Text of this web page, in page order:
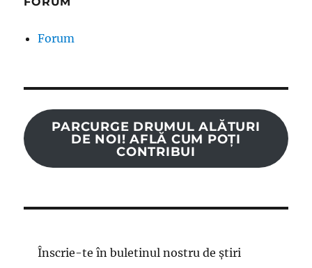
Forum
PARCURGE DRUMUL ALĂTURI
DE NOI! AFLĂ CUM POȚI
CONTRIBUI
Înscrie-te în buletinul nostru de știri